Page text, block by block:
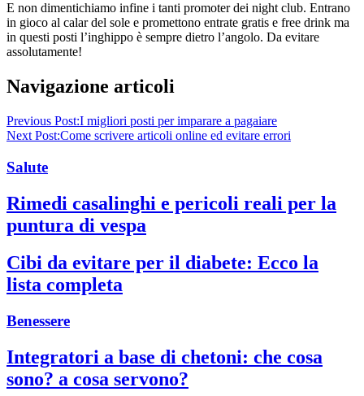
E non dimentichiamo infine i tanti promoter dei night club. Entrano
in gioco al calar del sole e promettono entrate gratis e free drink ma
in questi posti l’inghippo è sempre dietro l’angolo. Da evitare
assolutamente!
Navigazione articoli
Previous Post:I migliori posti per imparare a pagaiare
Next Post:Come scrivere articoli online ed evitare errori
Salute
Rimedi casalinghi e pericoli reali per la
puntura di vespa
Cibi da evitare per il diabete: Ecco la
lista completa
Benessere
Integratori a base di chetoni: che cosa
sono? a cosa servono?